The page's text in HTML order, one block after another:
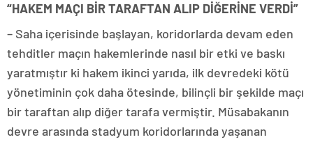
“HAKEM MAÇI BİR TARAFTAN ALIP DİĞERİNE VERDİ”
– Saha içerisinde başlayan, koridorlarda devam eden
tehditler maçın hakemlerinde nasıl bir etki ve baskı
yaratmıştır ki hakem ikinci yarıda, ilk devredeki kötü
yönetiminin çok daha ötesinde, bilinçli bir şekilde maçı
bir taraftan alıp diğer tarafa vermiştir. Müsabakanın
devre arasında stadyum koridorlarında yaşanan